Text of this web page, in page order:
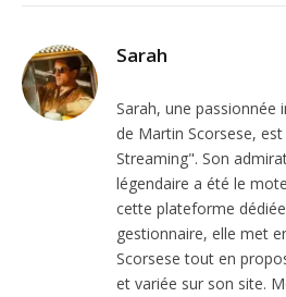
Sarah
Sarah, une passionnée
de Martin Scorsese,
Streaming". Son
légendaire a été le
cette plateforme
gestionnaire, elle met
Scorsese tout en
et variée sur son site.